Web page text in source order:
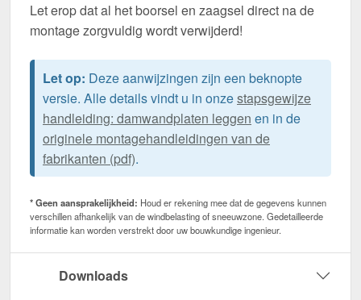
Let erop dat al het boorsel en zaagsel direct na de
montage zorgvuldig wordt verwijderd!
Let op: Deze aanwijzingen zijn een beknopte
versie. Alle details vindt u in onzestapsgewijze
handleiding: damwandplaten leggen en in de
originele montagehandleidingen van de
fabrikanten (pdf).
* Geen aansprakelijkheid: Houd er rekening mee dat de gegevens kunnen
verschillen afhankelijk van de windbelasting of sneeuwzone. Gedetailleerde
informatie kan worden verstrekt door uw bouwkundige ingenieur.
Downloads